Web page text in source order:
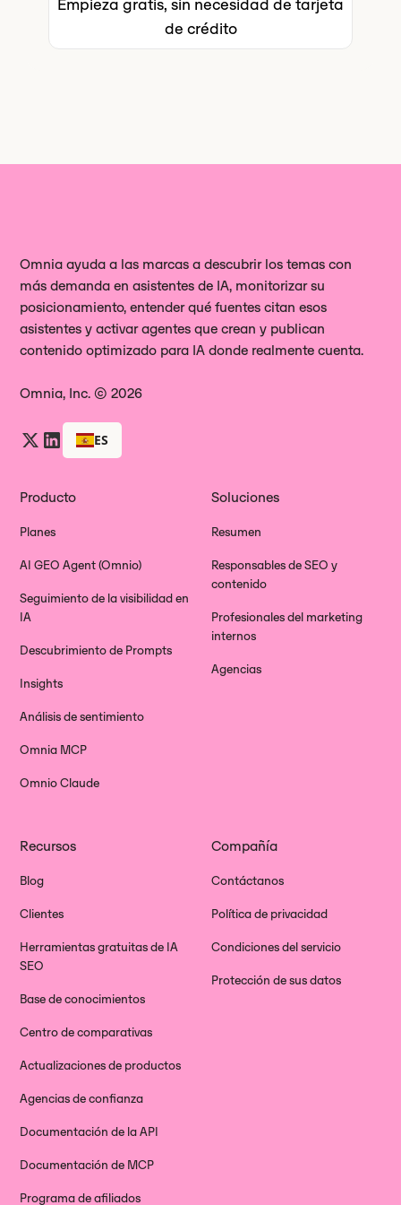
ofrecen más de lo que realmente
marca la diferencia.
Omnia lo cubre sin necesidad de una
lo que los compradores ven hoy, no lo
que podría influir en lo que vean
multirregional, pero no especifica si
sus respuestas generadas por IA se
Empieza gratis, sin necesidad de tarjeta
de crédito
Omnia ayuda a las marcas a descubrir los temas con
más demanda en asistentes de IA, monitorizar su
posicionamiento, entender qué fuentes citan esos
asistentes y activar agentes que crean y publican
contenido optimizado para IA donde realmente cuenta.
Omnia, Inc. © 2026
ES
Producto
Planes
AI GEO Agent (Omnio)
Seguimiento de la visibilidad en
IA
Descubrimiento de Prompts
Insights
Análisis de sentimiento
Omnia MCP
Omnio Claude
Soluciones
Resumen
Responsables de SEO y
contenido
Profesionales del marketing
internos
Agencias
Recursos
Blog
Clientes
Herramientas gratuitas de IA
SEO
Base de conocimientos
Centro de comparativas
Actualizaciones de productos
Agencias de confianza
Documentación de la API
Documentación de MCP
Programa de afiliados
Compañía
Contáctanos
Política de privacidad
Condiciones del servicio
Protección de sus datos